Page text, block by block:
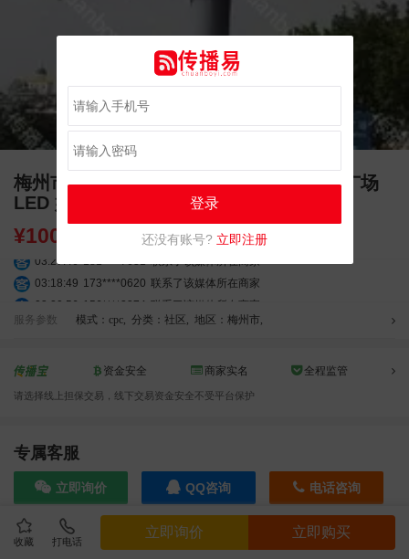
收藏 打电话
立即询价 立即购买
梅州市梅县人民南路府前大道交叉口人民广场
LED 媒体屏介绍
¥10000.00
03:27:46
03:18:49 173****0620 联系了该媒体所在商家
03:20:56
156****3374 联系了该媒体所在商家
03:42:33 158****0746 联系了该媒体所在商家
12:40:20
177****7961
联系了该媒体所在商家
04:12:36
181****8167
联系了该媒体所在商家
03:40:56
155****5272
联系了该媒体所在商家
02:32:27
176****3456
联系了该媒体所在商家
04:09:07
182****6963
11:44:28
联系了该媒体所在商家
服务参数 模式：cpc, 分类：社区 , 地区：梅州市,
资金安全 商家实名 全程监管
请选择线上担保交易，线下交易资金安全不受平台保护
专属客服
立即询价 QQ咨询 电话咨询
效果截图
登录
还没有账号? 立即注册